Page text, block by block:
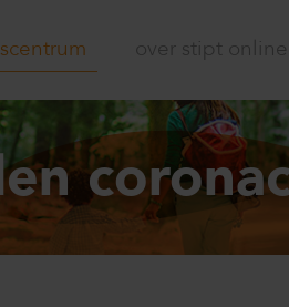
over stipt online